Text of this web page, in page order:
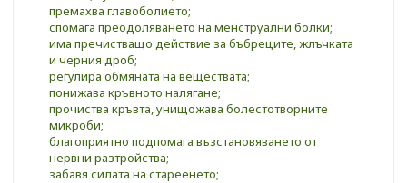
премахва главоболието;
спомага преодоляването на менструални болки;
има пречистващо действие за бъбреците, жлъчката
и черния дроб;
регулира обмяната на веществата;
понижава кръвното налягане;
прочиства кръвта, унищожава болестотворните
микроби;
благоприятно подпомага възстановяването от
нервни разтройства;
забавя силата на стареенето;